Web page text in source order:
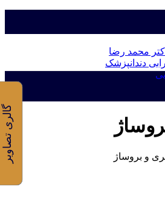
و بروساژ گالری تصاویر